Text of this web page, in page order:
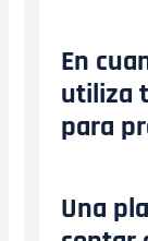
En
utiliza
para
Una